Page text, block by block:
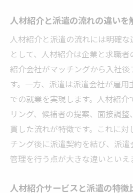
人材紹介と派遣の流れの違いを
人材紹介と派遣の流れには明確
として、人材紹介は企業と求職者
紹介会社がマッチングから入社
す。一方、派遣は派遣会社が雇
での就業を実現します。人材紹介
リング、候補者の提案、面接調
貫した流れが特徴です。これに対
チング後に派遣契約を結び、派
管理を行う点が大きな違いといえ
人材紹介サービスと派遣の特徴